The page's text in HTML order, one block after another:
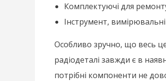
Комплектуючі для
Інструмент,
Особливо зручно, що весь
радіодеталі завжди є в
потрібні компоненти не